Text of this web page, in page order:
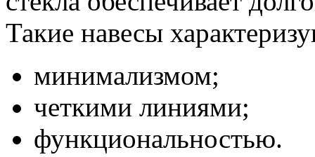
Такие навесы
минимализмом;
четкими линиями;
функциональностью.